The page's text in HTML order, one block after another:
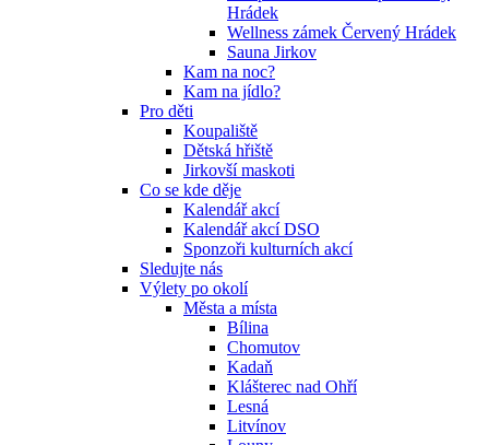
Hrádek
Wellness zámek Červený Hrádek
Sauna Jirkov
Kam na noc?
Kam na jídlo?
Pro děti
Koupaliště
Dětská hřiště
Jirkovší maskoti
Co se kde děje
Kalendář akcí
Kalendář akcí DSO
Sponzoři kulturních akcí
Sledujte nás
Výlety po okolí
Města a místa
Bílina
Chomutov
Kadaň
Klášterec nad Ohří
Lesná
Litvínov